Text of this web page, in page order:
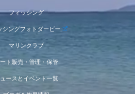
フィッシング
シングフォトダービー
マリンクラブ
ト販売・管理・保管
ースとイベント一覧